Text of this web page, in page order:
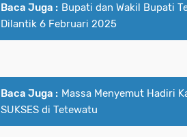
Baca Juga : Bupati dan Wakil Bupati
Dilantik 6 Februari 2025
Baca Juga : Massa Menyemut Hadiri
SUKSES di Tetewatu